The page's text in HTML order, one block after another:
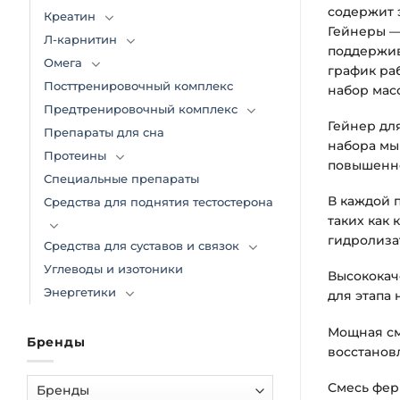
Креатин
Л-карнитин
Омега
Посттренировочный комплекс
Предтренировочный комплекс
Препараты для сна
Протеины
Специальные препараты
Средства для поднятия тестостерона
Средства для суставов и связок
Углеводы и изотоники
Энергетики
Бренды
содержит
Гейнеры
график
набор
Гейнер
набора
В каждой
таких как
для этапа
Мощная
Смесь